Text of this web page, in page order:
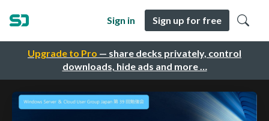
Upgrade to Pro — share decks privately, control
downloads, hide ads and more …
Sign in Sign up for free